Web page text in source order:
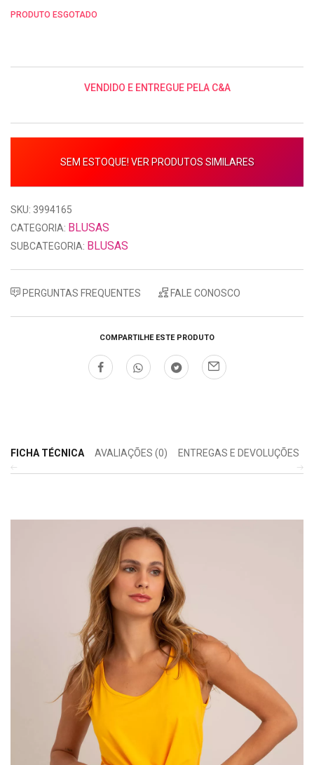
PRODUTO ESGOTADO
VENDIDO E ENTREGUE PELA C&A
SEM ESTOQUE! VER PRODUTOS SIMILARES
SKU: 3994165
CATEGORIA: BLUSAS
SUBCATEGORIA: BLUSAS
PERGUNTAS FREQUENTES FALE CONOSCO
COMPARTILHE ESTE PRODUTO
FICHA TÉCNICA AVALIAÇÕES (0) ENTREGAS E DEVOLUÇÕES